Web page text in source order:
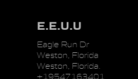
E.E.U.U
Eagle Run Dr
Weston, Florida
Weston, Florida.
+19547163401